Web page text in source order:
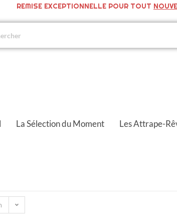
REMISE EXCEPTIONNELLE POUR TOUT
La Sélection du Moment Les Attrape-